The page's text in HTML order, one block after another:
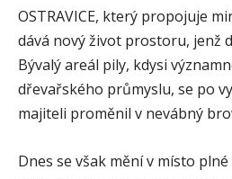
OSTRAVICE, který propojuje
dává nový život prostoru, jenž
Bývalý areál pily, kdysi
dřevařského průmyslu, se po
majiteli proměnil v nevábný
Dnes se však mění v místo